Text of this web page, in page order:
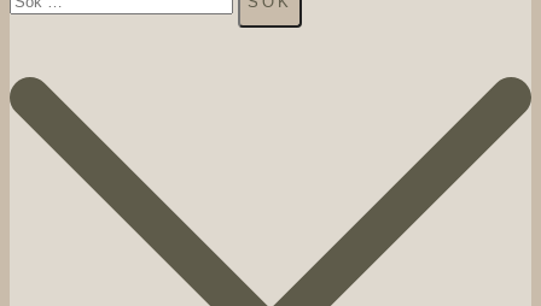
efter: